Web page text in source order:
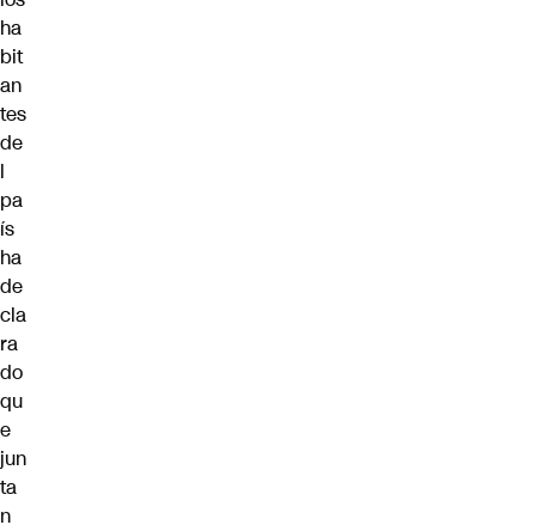
ha
bit
an
tes
de
l
pa
ís
ha
de
cla
ra
do
qu
e
jun
ta
n